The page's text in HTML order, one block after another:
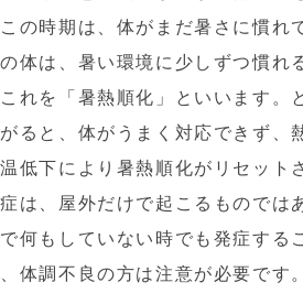
の時期は、体がまだ暑さに慣れ
の体は、暑い環境に少しずつ慣
れを「暑熱順化」といいます。
ると、体がうまく対応できず、
低下により暑熱順化がリセット
は、屋外だけで起こるものでは
何もしていない時でも発症する
体調不良の方は注意が必要で